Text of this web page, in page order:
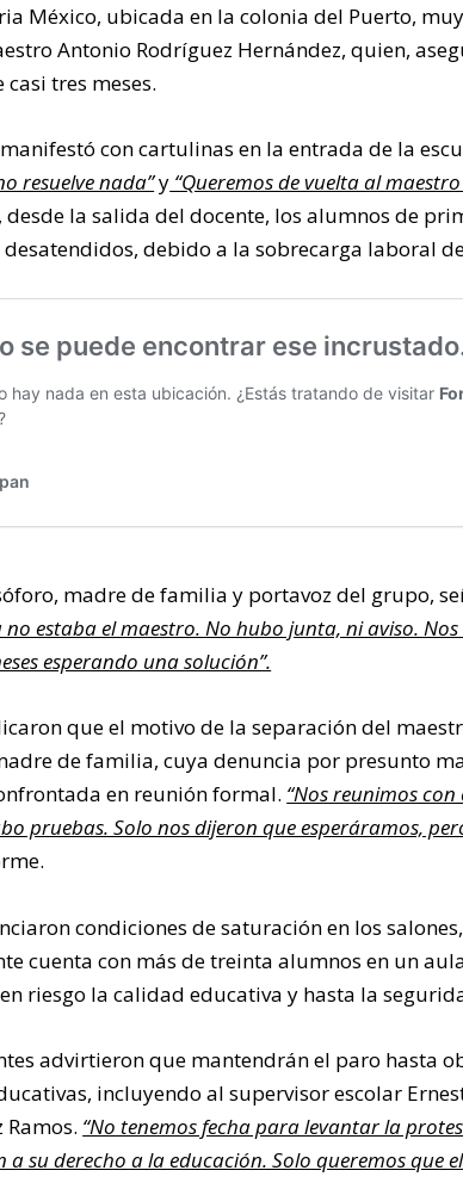
México, ubicada en la colonia del Puerto,
Antonio Rodríguez Hernández, quien,
tres meses.
con cartulinas en la entrada de la
resuelve nada”y “Queremos de vuelta al
desde la salida del docente, los alumnos de
debido a la sobrecarga laboral
madre de familia y portavoz del grupo,
no estaba el maestro. No hubo junta, ni aviso.
esperando una solución”.
que el motivo de la separación del
de familia, cuya denuncia por presunto
en reunión formal. “Nos reunimos
pruebas. Solo nos dijeron que esperáramos,
condiciones de saturación en los
cuenta con más de treinta alumnos en un
riesgo la calidad educativa y hasta la
advirtieron que mantendrán el paro hasta
incluyendo al supervisor escolar
Ramos. “No tenemos fecha para levantar la
a su derecho a la educación. Solo queremos que